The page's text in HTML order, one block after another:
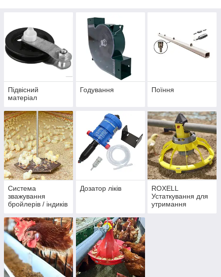
потребу технологічного та виробничого циклу вирощування
птиці на час усього експлуатаційного періоду. Високоякісне
обладнання для промислового птахівництва виготовлено з
чистого та безпечного матеріалу. Це дає можливість
забезпечити найвищий рівень якості та ефективності роботи.
Підвісний
матеріал
Годування Поїння
Система
зважування
бройлерів / індиків
Дозатор ліків
ROXELL
Устаткування для
утримання